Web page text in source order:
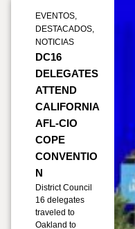
EVENTOS,
DESTACADOS,
NOTICIAS
DC16
DELEGATES
ATTEND
CALIFORNIA
AFL-CIO
COPE
CONVENTIO
N
District Council
16 delegates
traveled to
Oakland to